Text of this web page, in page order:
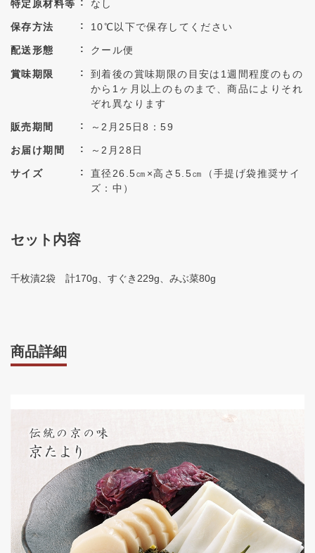
特定原材料等 なし
保存方法 10℃以下で保存してください
配送形態 クール便
賞味期限
到着後の賞味期限の目安は1週間程度のもの
から1ヶ月以上のものまで、商品によりそれ
ぞれ異なります
販売期間 ～2月25日8：59
お届け期間 ～2月28日
サイズ
直径26.5㎝×高さ5.5㎝（手提げ袋推奨サイ
ズ：中）
セット内容
千枚漬2袋 計170g、すぐき229g、みぶ菜80g
商品詳細